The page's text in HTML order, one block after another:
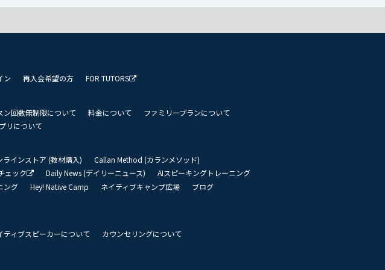
ン 再入会希望の方 FOR TUTORS
ン回数無制限について 料金について
ファミリープランについて
リについて
ラインストア (教材購入)
Callan Method (カランメソッド)
ェック Daily News (デイリーニュース)
AIスピーキングトレーニング
ング Hey! Native Camp ネイティブキャンプ広場
ブログ
ティブスピーカーについて
カウンセリングについて